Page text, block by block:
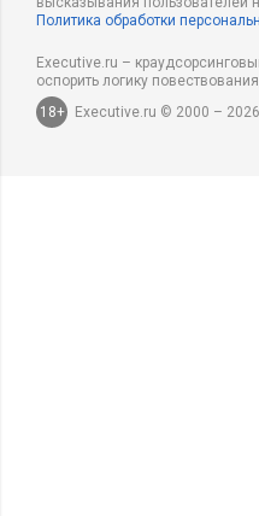
Политика обработки
Executive.ru –
оспорить логику
18+
Executive.ru © 2000 –